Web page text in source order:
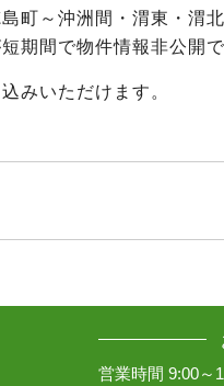
町～沖洲間・渭東・渭
期間で物件情報非公開
みいただけます。
営業時間 9:00～